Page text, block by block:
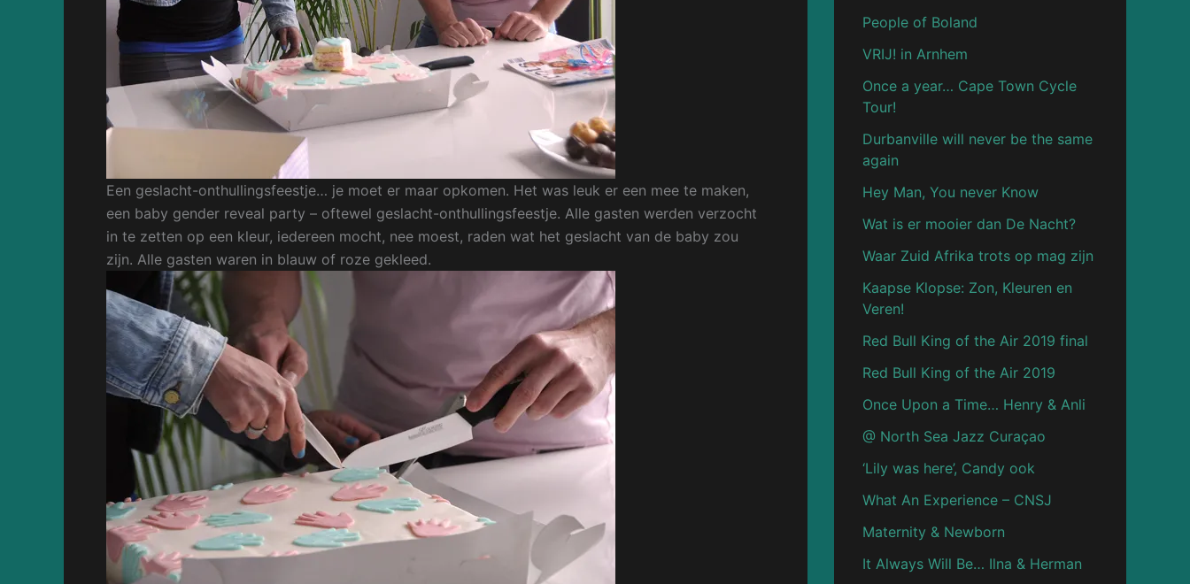
Een geslacht-onthullingsfeestje… je moet er maar opkomen. Het was leuk er een mee te maken,
een baby gender reveal party – oftewel geslacht-onthullingsfeestje. Alle gasten werden verzocht
in te zetten op een kleur, iedereen mocht, nee moest, raden wat het geslacht van de baby zou
zijn. Alle gasten waren in blauw of roze gekleed.
People of Boland
VRIJ! in Arnhem
Once a year… Cape Town Cycle
Tour!
Durbanville will never be the same
again
Hey Man, You never Know
Wat is er mooier dan De Nacht?
Waar Zuid Afrika trots op mag zijn
Kaapse Klopse: Zon, Kleuren en
Veren!
Red Bull King of the Air 2019 final
Red Bull King of the Air 2019
Once Upon a Time… Henry & Anli
@ North Sea Jazz Curaçao
‘Lily was here’, Candy ook
What An Experience – CNSJ
Maternity & Newborn
It Always Will Be… Ilna & Herman